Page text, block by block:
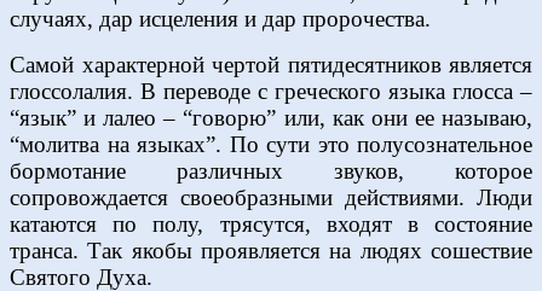
случаях, дар исцеления и дар пророчества.
Самой характерной чертой пятидесятников является
глоссолалия. В переводе с греческого языка глосса –
“язык” и лалео – “говорю” или, как они ее называю,
“молитва на языках”. По сути это полусознательное
бормотание различных звуков, которое
сопровождается своеобразными действиями. Люди
катаются по полу, трясутся, входят в состояние
транса. Так якобы проявляется на людях сошествие
Святого Духа.